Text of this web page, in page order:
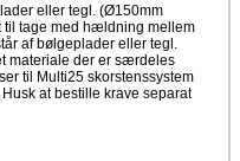
eller tegl. (Ø150mm
tage med hældning mellem
af bølgeplader eller tegl.
materiale der er særdeles
til Multi25 skorstenssystem
at bestille krave separat